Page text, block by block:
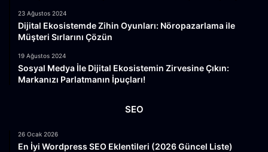
23 Ağustos 2024
Dijital Ekosistemde Zihin Oyunları: Nöropazarlama ile
Müşteri Sırlarını Çözün
19 Ağustos 2024
Sosyal Medya İle Dijital Ekosistemin Zirvesine Çıkın:
Markanızı Parlatmanın İpuçları!
SEO
26 Ocak 2026
En İyi Wordpress SEO Eklentileri (2026 Güncel Liste)